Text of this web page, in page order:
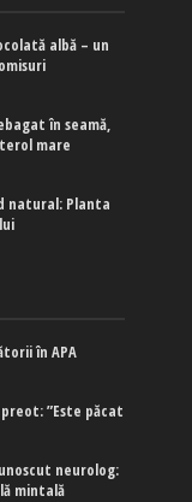
albă – un
în seamă,
mare
natural: Planta
în APA
preot: ”Este păcat
neurolog:
mintală